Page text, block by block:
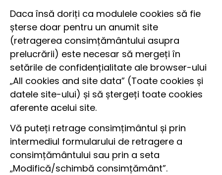
Daca însă doriți ca modulele cookies să fie
șterse doar pentru un anumit site
(retragerea consimțământului asupra
prelucrării) este necesar să mergeți în
setările de confidențialitate ale browser-ului
„All cookies and site data” (Toate cookies și
datele site-ului) și să ștergeți toate cookies
aferente acelui site.
Vă puteți retrage consimțimântul și prin
intermediul formularului de retragere a
consimțământului sau prin a seta
„Modifică/schimbă consimțământ”.